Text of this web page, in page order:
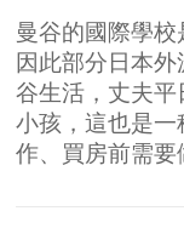
曼谷的國際學校
因此部分日本
谷生活，丈夫
小孩，這也是
作、買房前需要